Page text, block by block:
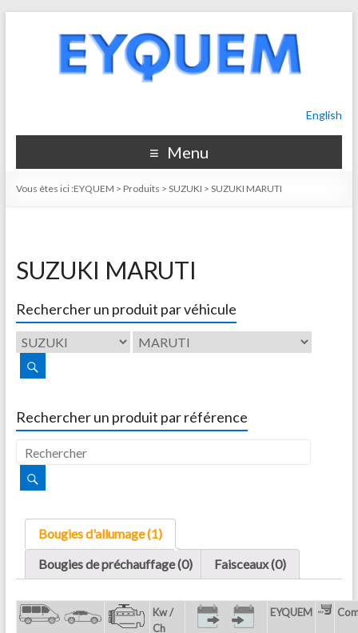
English
Menu
Vous êtes ici :EYQUEM > Produits > SUZUKI > SUZUKI MARUTI
SUZUKI MARUTI
Rechercher un produit par véhicule
Rechercher un produit par référence
Bougies d'allumage (1)
Bougies de préchauffage (0)
Faisceaux (0)
Kw /
Ch
EYQUEM